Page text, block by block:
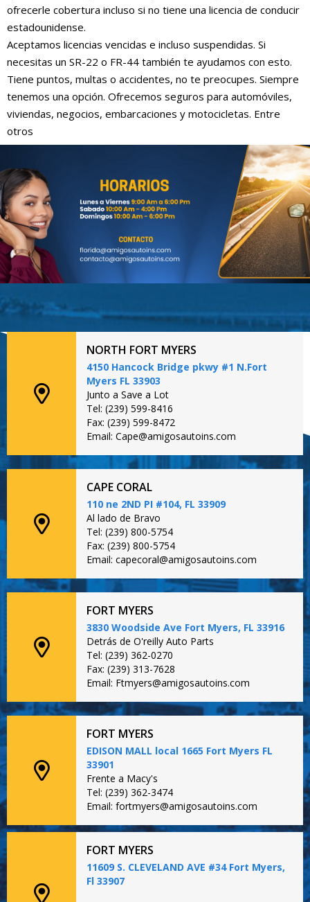
ofrecerle cobertura incluso si no tiene una licencia de conducir
estadounidense.
Aceptamos licencias vencidas e incluso suspendidas. Si
necesitas un SR-22 o FR-44 también te ayudamos con esto.
Tiene puntos, multas o accidentes, no te preocupes. Siempre
tenemos una opción. Ofrecemos seguros para automóviles,
viviendas, negocios, embarcaciones y motocicletas. Entre
otros
NORTH FORT MYERS
4150 Hancock Bridge pkwy #1 N.Fort
Myers FL 33903
Junto a Save a Lot
Tel: (239) 599-8416
Fax: (239) 599-8472
Email: Cape@amigosautoins.com
CAPE CORAL
110 ne 2ND PI #104, FL 33909
Al lado de Bravo
Tel: (239) 800-5754
Fax: (239) 800-5754
Email: capecoral@amigosautoins.com
FORT MYERS
3830 Woodside Ave Fort Myers, FL 33916
Detrás de O'reilly Auto Parts
Tel: (239) 362-0270
Fax: (239) 313-7628
Email: Ftmyers@amigosautoins.com
FORT MYERS
EDISON MALL local 1665 Fort Myers FL
33901
Frente a Macy's
Tel: (239) 362-3474
Email: fortmyers@amigosautoins.com
FORT MYERS
11609 S. CLEVELAND AVE #34 Fort Myers,
Fl 33907